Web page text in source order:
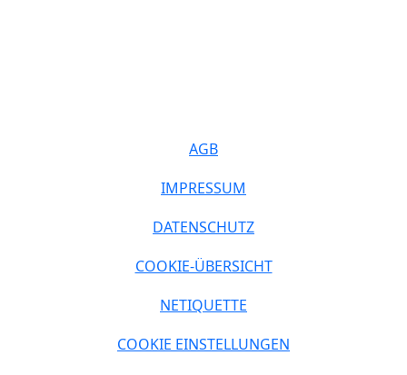
AGB
IMPRESSUM
DATENSCHUTZ
COOKIE-ÜBERSICHT
NETIQUETTE
COOKIE EINSTELLUNGEN